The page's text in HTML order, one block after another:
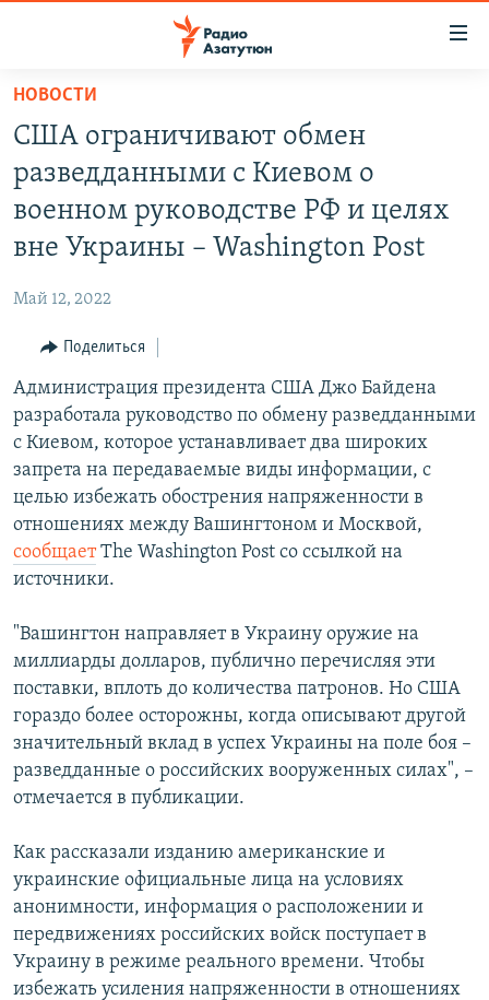
Перейти
основному
содержанию
Перейти
основной
Перейти
поиску
ПОЛИТИКА
ОБЩЕСТВО
РЕГИОН
НАГОРНЫЙ КАРАБАХ
КУЛЬТУРА
СПОРТ
АРХИВ
Հայերեն
English
Все сайты Радио Азатутюн
НОВОСТИ
США ограничивают обмен
разведданными с Киевом о
военном руководстве РФ и целях
вне Украины – Washington Post
Май 12, 2022
Поделиться
Администрация президента США Джо Байдена
разработала руководство по обмену разведданными
с Киевом, которое устанавливает два широких
запрета на передаваемые виды информации, с
целью избежать обострения напряженности в
отношениях между Вашингтоном и Москвой,
сообщаетThe Washington Post со ссылкой на
источники.
"Вашингтон направляет в Украину оружие на
миллиарды долларов, публично перечисляя эти
поставки, вплоть до количества патронов. Но США
гораздо более осторожны, когда описывают другой
значительный вклад в успех Украины на поле боя –
разведданные о российских вооруженных силах", –
отмечается в публикации.
Как рассказали изданию американские и
украинские официальные лица на условиях
анонимности, информация о расположении и
передвижениях российских войск поступает в
Украину в режиме реального времени. Чтобы
избежать усиления напряженности в отношениях